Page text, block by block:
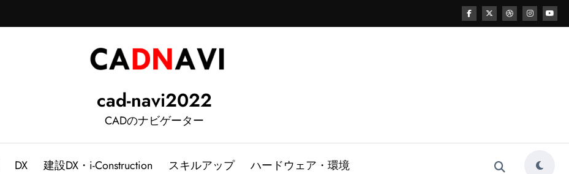
cad-navi2022
CADのナビゲーター
DX 建設DX・i-Construction スキルアップ ハードウェア・環境